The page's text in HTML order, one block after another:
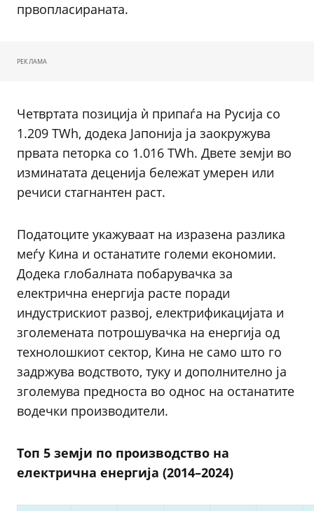
првопласираната.
РЕКЛАМА
Четвртата позиција ѝ припаѓа на Русија со
1.209 TWh, додека Јапонија ја заокружува
првата петорка со 1.016 TWh. Двете земји во
изминатата деценија бележат умерен или
речиси стагнантен раст.
Податоците укажуваат на изразена разлика
меѓу Кина и останатите големи економии.
Додека глобалната побарувачка за
електрична енергија расте поради
индустрискиот развој, електрификацијата и
зголемената потрошувачка на енергија од
технолошкиот сектор, Кина не само што го
задржува водството, туку и дополнително ја
зголемува предноста во однос на останатите
водечки производители.
Топ 5 земји по производство на
електрична енергија (2014–2024)